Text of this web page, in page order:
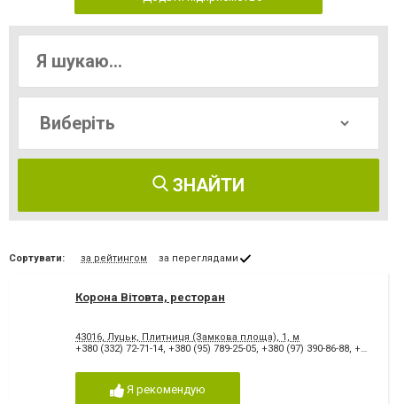
ЗНАЙТИ
Сортувати: за рейтингом за переглядами
Корона Вітовта, ресторан
43016, Луцьк, Плитниця (Замкова площа), 1, м
+380 (332) 72-71-14, +380 (95) 789-25-05, +380 (97) 390-86-88, +380 (332) 72-62-05
Я рекомендую